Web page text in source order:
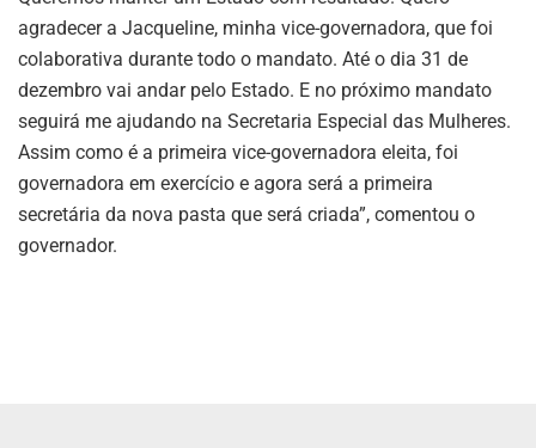
agradecer a Jacqueline, minha vice-governadora, que foi
colaborativa durante todo o mandato. Até o dia 31 de
dezembro vai andar pelo Estado. E no próximo mandato
seguirá me ajudando na Secretaria Especial das Mulheres.
Assim como é a primeira vice-governadora eleita, foi
governadora em exercício e agora será a primeira
secretária da nova pasta que será criada”, comentou o
governador.